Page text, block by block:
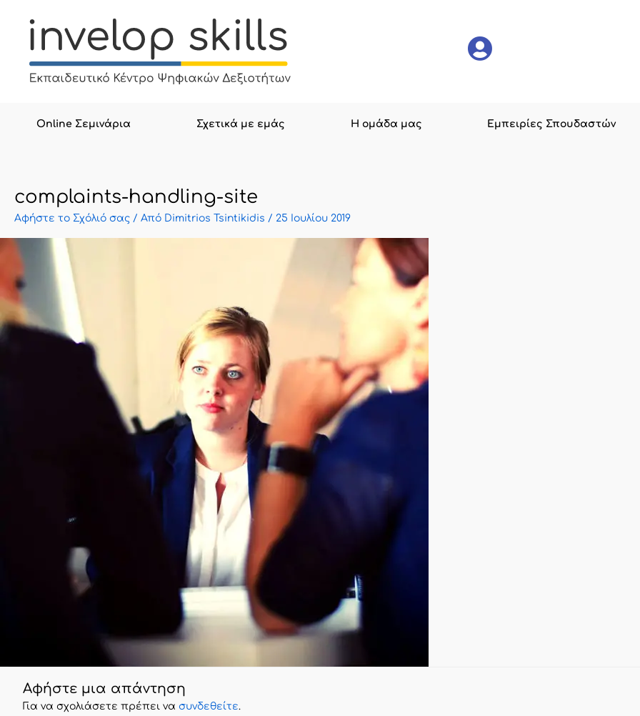
Online Σεμινάρια Σχετικά με εμάς Η ομάδα μας Εμπειρίες Σπουδαστών
complaints-handling-site
Αφήστε το Σχόλιό σας / Από Dimitrios Tsintikidis / 25 Ιουλίου 2019
Αφήστε μια απάντηση
Για να σχολιάσετε πρέπει να συνδεθείτε.